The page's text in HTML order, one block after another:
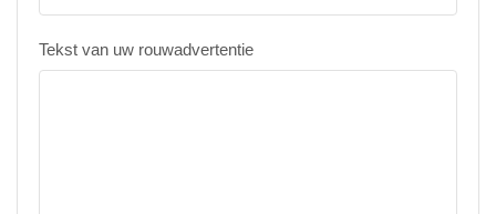
Tekst van uw rouwadvertentie